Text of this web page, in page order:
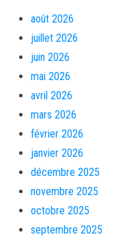
août 2026
juillet 2026
juin 2026
mai 2026
avril 2026
mars 2026
février 2026
janvier 2026
décembre 2025
novembre 2025
octobre 2025
septembre 2025